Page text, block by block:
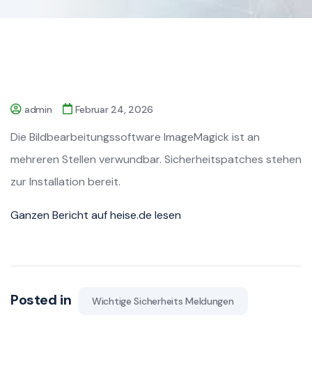
admin Februar 24, 2026
Die Bildbearbeitungssoftware ImageMagick ist an
mehreren Stellen verwundbar. Sicherheitspatches stehen
zur Installation bereit.
Ganzen Bericht auf heise.de lesen
Posted in Wichtige Sicherheits Meldungen